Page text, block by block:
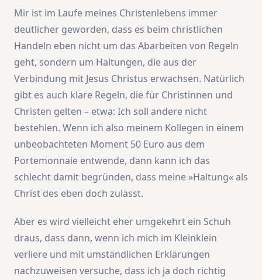
Mir ist im Laufe meines Christenlebens immer
deutlicher geworden, dass es beim christlichen
Handeln eben nicht um das Abarbeiten von Regeln
geht, sondern um Haltungen, die aus der
Verbindung mit Jesus Christus erwachsen. Natürlich
gibt es auch klare Regeln, die für Christinnen und
Christen gelten – etwa: Ich soll andere nicht
bestehlen. Wenn ich also meinem Kollegen in einem
unbeobachteten Moment 50 Euro aus dem
Portemonnaie entwende, dann kann ich das
schlecht damit begründen, dass meine »Haltung« als
Christ des eben doch zulässt.
Aber es wird vielleicht eher umgekehrt ein Schuh
draus, dass dann, wenn ich mich im Kleinklein
verliere und mit umständlichen Erklärungen
nachzuweisen versuche, dass ich ja doch richtig